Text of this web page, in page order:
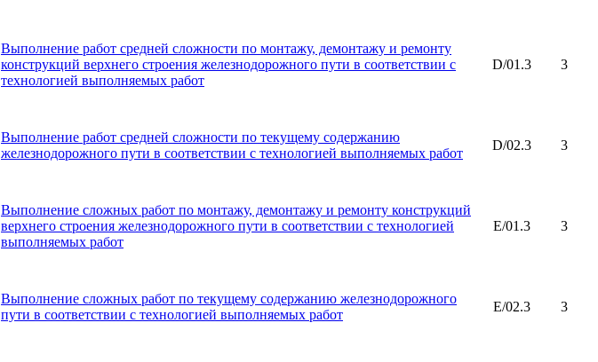
Выполнение работ средней сложности по монтажу, демонтажу и ремонту
конструкций верхнего строения железнодорожного пути в соответствии с
технологией выполняемых работ
D/01.3 3
Выполнение работ средней сложности по текущему содержанию
железнодорожного пути в соответствии с технологией выполняемых работ
D/02.3 3
Выполнение сложных работ по монтажу, демонтажу и ремонту конструкций
верхнего строения железнодорожного пути в соответствии с технологией
выполняемых работ
E/01.3 3
Выполнение сложных работ по текущему содержанию железнодорожного
пути в соответствии с технологией выполняемых работ
E/02.3 3